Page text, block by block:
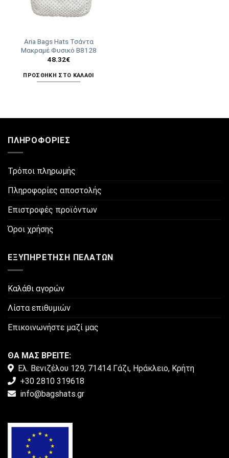
Aria Bags Hats Τσάντα
Μακραμέ Φυσικό Β8128
48.32€
ΠΡΟΣΘΉΚΗ ΣΤΟ ΚΑΛΆΘΙ
ΠΛΗΡΟΦΟΡΊΕΣ
Τρόποι πληρωμής
Πληροφορίες αποστολής
Επιστροφές προϊόντων
Όροι χρήσης
ΕΞΥΠΗΡΈΤΗΣΗ ΠΕΛΑΤΏΝ
Καλάθι αγορών
Λίστα επιθυμιών
Επικοινωνήστε μαζί μας
ΘΑ ΜΑΣ ΒΡΕΙΤΕ:
Ελ. Βενιζέλου 129, 71414 Γάζι, Ηράκλειο, Κρήτη
+30 2810 319618
info@bagshats.gr